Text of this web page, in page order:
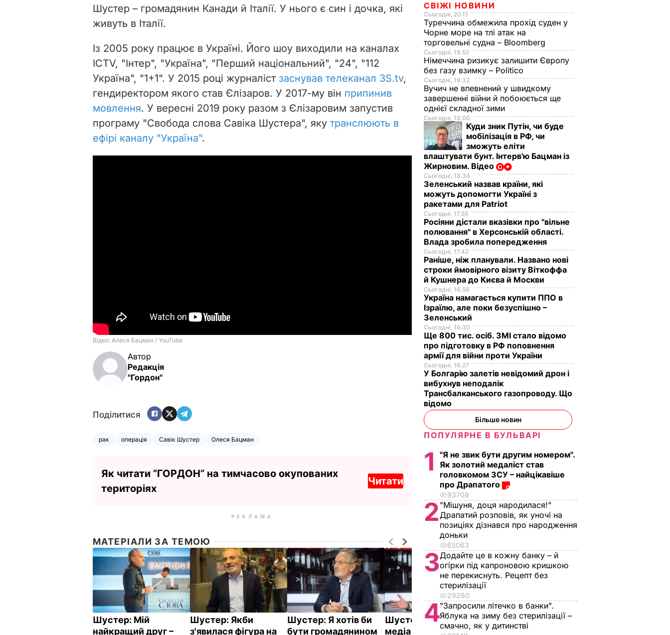
Шустер – громадянин Канади й Італії. У нього є син і дочка, які
живуть в Італії.
Із 2005 року працює в Україні. Його шоу виходили на каналах
ICTV, "Інтер", "Україна", "Перший національний", "24", "112
Україна", "1+1". У 2015 році журналіст заснував телеканал 3S.tv,
гендиректором якого став Єлізаров. У 2017-му він припинив
мовлення. У вересні 2019 року разом з Єлізаровим запустив
програму "Свобода слова Савіка Шустера", яку транслюють в
ефірі каналу "Україна".
Автор
Редакція
"Гордон"
Поділитися
рак операція Савік Шустер Олеся Бацман
Як читати ”ГОРДОН” на тимчасово окупованих
територіях
Читати
РЕКЛАМА
МАТЕРІАЛИ ЗА ТЕМОЮ
Шустер: Мій
найкращий друг –
Шустер: Якби
з'явилася фігура на
Шустер: Я хотів би
бути громадянином
Шустер: Закон про
медіа Україні не
СВІЖІ НОВИНИ
Сьогодні, 20.11
Туреччина обмежила прохід суден у
Чорне море на тлі атак на
торговельні судна – Bloomberg
Сьогодні, 19.52
Німеччина ризикує залишити Європу
без газу взимку – Politico
Сьогодні, 19.32
Вучич не впевнений у швидкому
завершенні війни й побоюється ще
однієї складної зими
Сьогодні, 19.00
Куди зник Путін, чи буде
мобілізація в РФ, чи
зможуть еліти
влаштувати бунт. Інтерв'ю Бацман із
Жирновим. Відео
Сьогодні, 18.34
Зеленський назвав країни, які
можуть допомогти Україні з
ракетами для Patriot
Сьогодні, 17.55
Росіяни дістали вказівки про "вільне
полювання" в Херсонській області.
Влада зробила попередження
Сьогодні, 17.42
Раніше, ніж планували. Названо нові
строки ймовірного візиту Віткоффа
й Кушнера до Києва й Москви
Сьогодні, 16.56
Україна намагається купити ППО в
Ізраїлю, але поки безуспішно –
Зеленський
Сьогодні, 16.30
Ще 800 тис. осіб. ЗМІ стало відомо
про підготовку в РФ поповнення
армії для війни проти України
Сьогодні, 16.27
У Болгарію залетів невідомий дрон і
вибухнув неподалік
Трансбалканського газопроводу. Що
відомо
Більше новин
ПОПУЛЯРНЕ В БУЛЬВАРІ
1
"Я не звик бути другим номером".
Як золотий медаліст став
головкомом ЗСУ – найцікавіше
про Драпатого
93708
2 "Мішуня, доця народилася!"
Драпатий розповів, як уночі на
позиціях дізнався про народження
доньки
65063
3Додайте це в кожну банку – й
огірки під капроновою кришкою
не перекиснуть. Рецепт без
стерилізації
29260
4"Запросили літечко в банки".
Яблука на зиму без стерилізації –
смачно, як у дитинстві